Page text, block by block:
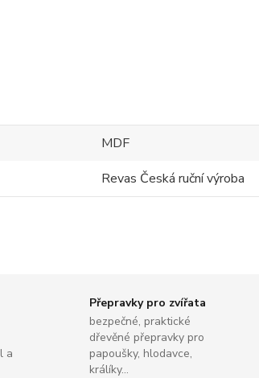
MDF
Revas Česká ruční výroba
a
Přepravky pro zvířata
bezpečné, praktické
dřevěné přepravky pro
papoušky, hlodavce,
králíky...